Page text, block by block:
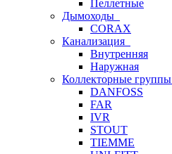
Пеллетные
Дымоходы
CORAX
Канализация
Внутренняя
Наружная
Коллекторные группы
DANFOSS
FAR
IVR
STOUT
TIEMME